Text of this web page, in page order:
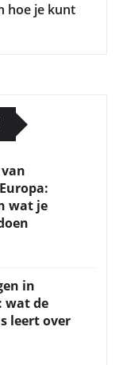
hoe je kunt
wat je
in
wat de
leert over